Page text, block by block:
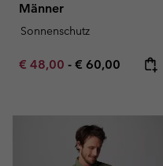
Männer
Sonnenschutz
Minimum sale price:
€ 48,00 - Maximum price:
€ 60,00